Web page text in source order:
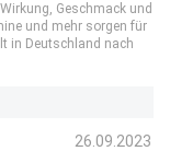
Geschmack und
und mehr sorgen für
in Deutschland nach
26.09.2023